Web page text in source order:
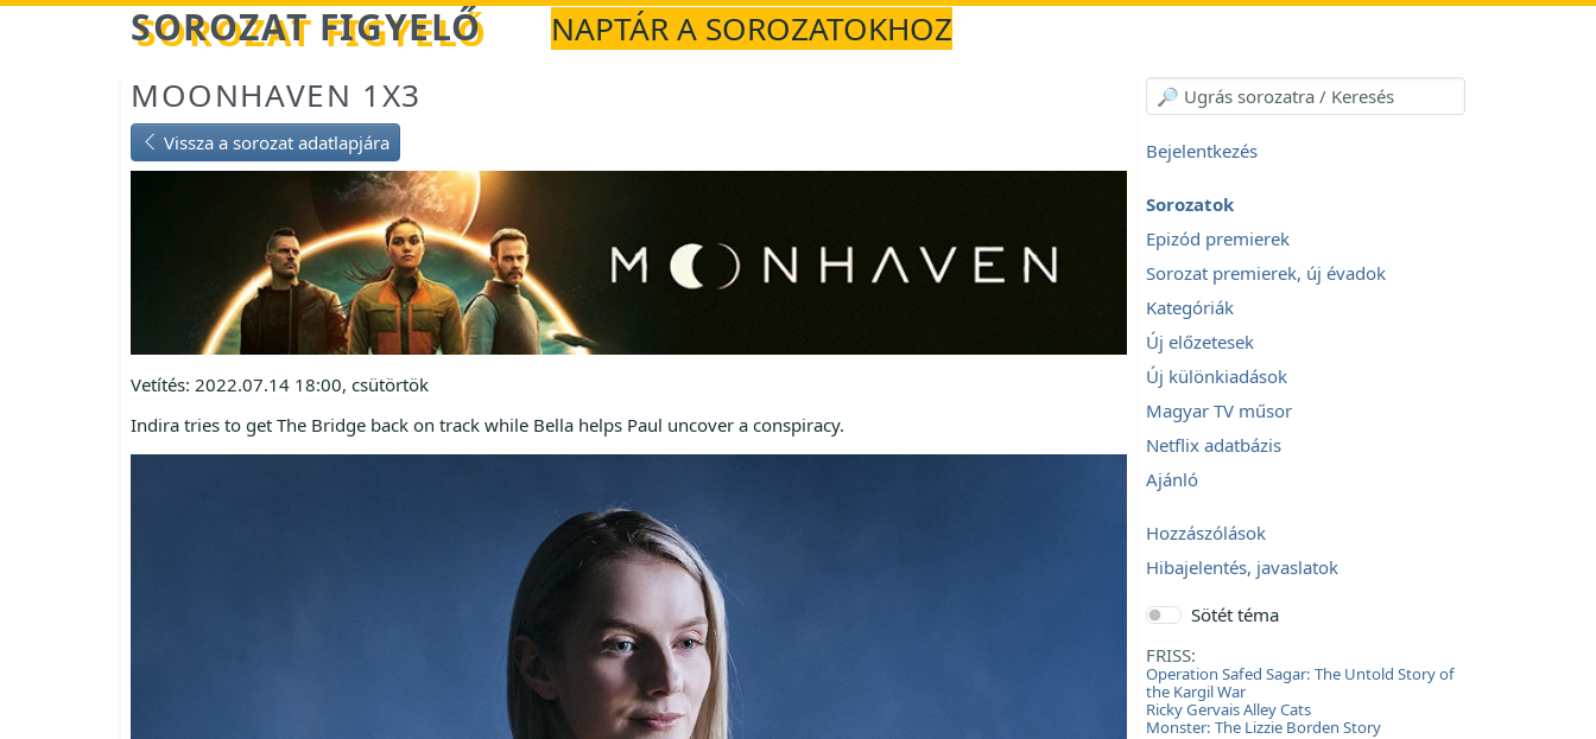
Betöltés... SOROZAT FIGYELŐ
NAPTÁR A SOROZATOKHOZ
MOONHAVEN 1X3
Vissza a sorozat adatlapjára
Vetítés: 2022.07.14 18:00, csütörtök
Indira tries to get The Bridge back on track while Bella helps Paul uncover a conspiracy.
Bejelentkezés
Sorozatok
Epizód premierek
Sorozat premierek, új évadok
Kategóriák
Új előzetesek
Új különkiadások
Magyar TV műsor
Netflix adatbázis
Ajánló
Hozzászólások
Hibajelentés, javaslatok
Sötét téma
FRISS:
Operation Safed Sagar: The Untold Story of
the Kargil War
Ricky Gervais Alley Cats
Monster: The Lizzie Borden Story